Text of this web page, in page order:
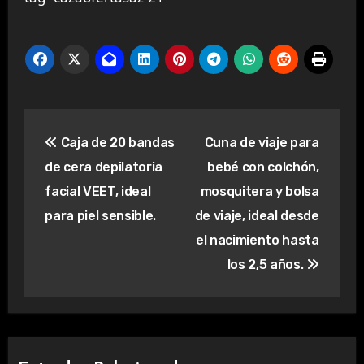
de
entradas
Caja de 20 bandas
de cera depilatoria
facial VEET, ideal
para piel sensible.
Cuna de viaje para
bebé con colchón,
mosquitera y bolsa
de viaje, ideal desde
el nacimiento hasta
los 2,5 años.